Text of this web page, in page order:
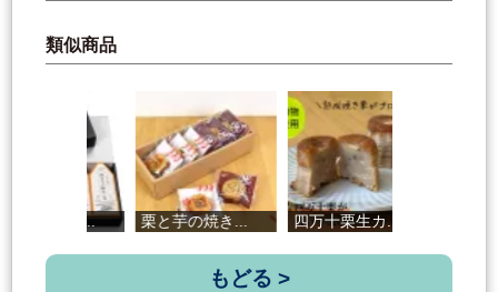
類似商品
栗と芋の焼き... 四万十栗生カ... バナナチョコ...
もどる >